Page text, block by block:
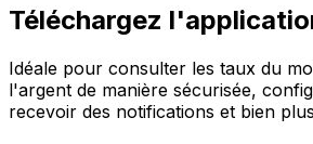
Téléchargez
Idéale pour consulter les taux du
l'argent de manière sécurisée,
recevoir des notifications et bien